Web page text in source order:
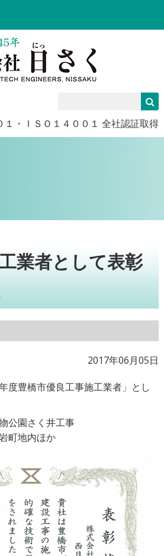
１・ＩＳＯ１４００１ 全社認証取得
業者として表彰
2017年06月05日
度豊橋市優良工事施工業者」とし
公園さく井工事
町地内ほか